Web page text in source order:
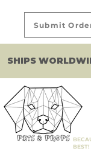
BEST!
SHIPS
Submit